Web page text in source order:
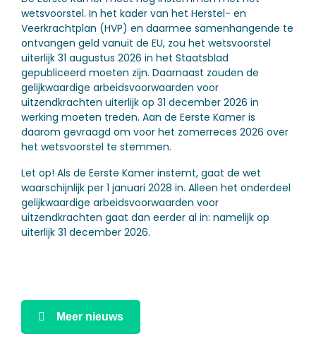
wetsvoorstel. In het kader van het Herstel- en
Veerkrachtplan (HVP) en daarmee samenhangende te
ontvangen geld vanuit de EU, zou het wetsvoorstel
uiterlijk 31 augustus 2026 in het Staatsblad
gepubliceerd moeten zijn. Daarnaast zouden de
gelijkwaardige arbeidsvoorwaarden voor
uitzendkrachten uiterlijk op 31 december 2026 in
werking moeten treden. Aan de Eerste Kamer is
daarom gevraagd om voor het zomerreces 2026 over
het wetsvoorstel te stemmen.
Let op! Als de Eerste Kamer instemt, gaat de wet
waarschijnlijk per 1 januari 2028 in. Alleen het onderdeel
gelijkwaardige arbeidsvoorwaarden voor
uitzendkrachten gaat dan eerder al in: namelijk op
uiterlijk 31 december 2026.
Meer nieuws